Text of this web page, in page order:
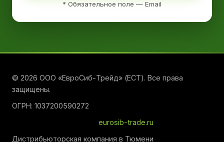
* Обязательное поле — Email
© 2026 ООО «ЕвроСиб-Трейд» (ЕСТ). Все права
защищены.
ОГРН: 1037200590272
eurosib-trade.ru
Дистрибьюторская компания в Тюмени